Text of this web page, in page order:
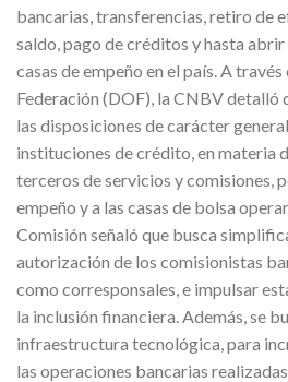
bancarias, transferencias, retiro de
saldo, pago de créditos y hasta abrir
casas de empeño en el país. A
Federación (DOF), la CNBV detalló
las disposiciones de carácter
instituciones de crédito, en materia
terceros de servicios y comisiones,
empeño y a las casas de bolsa
Comisión señaló que busca
autorización de los comisionistas
como corresponsales, e impulsar
la inclusión financiera. Además, se
infraestructura tecnológica, para
las operaciones bancarias